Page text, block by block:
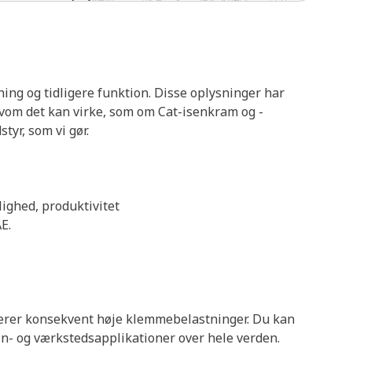
og tidligere funktion. Disse oplysninger har
det kan virke, som om Cat-isenkram og -
som vi gør.
produktivitet
konsekvent høje klemmebelastninger. Du kan
og værkstedsapplikationer over hele verden.